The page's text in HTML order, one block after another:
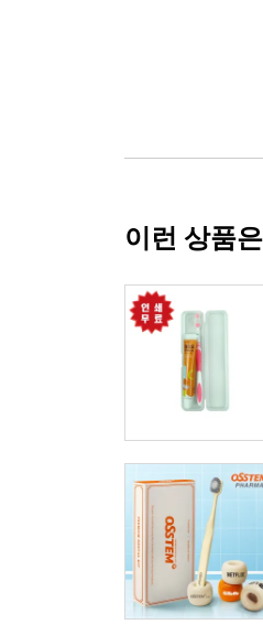
이런 상품